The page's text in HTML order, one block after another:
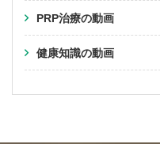
PRP治療の動画
健康知識の動画